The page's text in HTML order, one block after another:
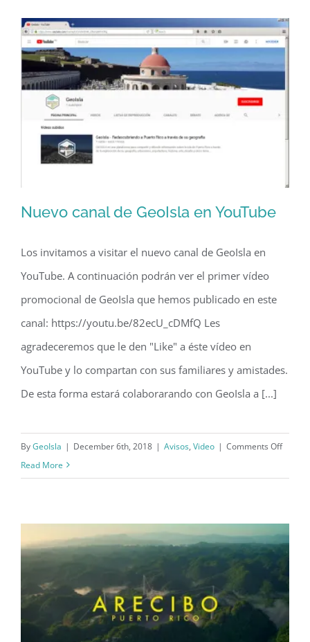
Nuevo canal de GeoIsla en YouTube
Nuevo canal de GeoIsla en YouTube
Los invitamos a visitar el nuevo canal de GeoIsla en
YouTube. A continuación podrán ver el primer vídeo
promocional de GeoIsla que hemos publicado en este
canal: https://youtu.be/82ecU_cDMfQ Les
agradeceremos que le den "Like" a éste vídeo en
YouTube y lo compartan con sus familiares y amistades.
De esta forma estará colaborarando con GeoIsla a [...]
ByGeoIsla | December 6th, 2018 | Avisos, Video | Comments Offon
en
Read More